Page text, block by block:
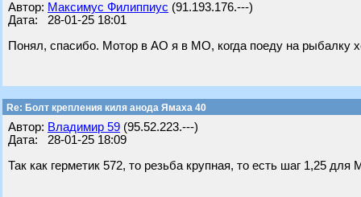
Автор: Максимус Филиппиус (91.193.176.---)
Дата: 28-01-25 18:01
Понял, спасибо. Мотор в АО я в МО, когда поеду на рыбалку
Re: Болт крепления киля анода Ямаха 40
Автор: Владимир 59 (95.52.223.---)
Дата: 28-01-25 18:09
Так как герметик 572, то резьба крупная, то есть шаг 1,25 для